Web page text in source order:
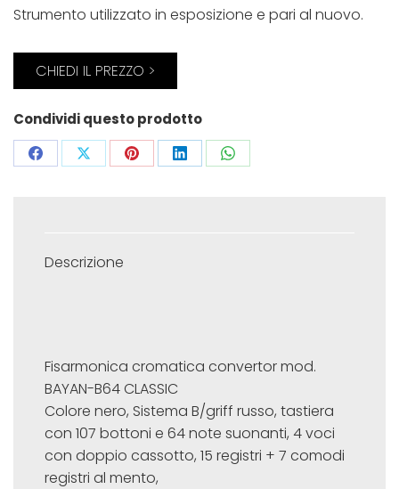
Strumento utilizzato in esposizione e pari al nuovo.
CHIEDI IL PREZZO >
Condividi questo prodotto
Share Share Share Share Share
Descrizione
Fisarmonica cromatica convertor mod.
BAYAN-B64 CLASSIC
Colore nero, Sistema B/griff russo, tastiera
con 107 bottoni e 64 note suonanti, 4 voci
con doppio cassotto, 15 registri + 7 comodi
registri al mento,